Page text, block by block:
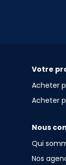
Votre
Acheter
Acheter
Nous
Qui
Nos